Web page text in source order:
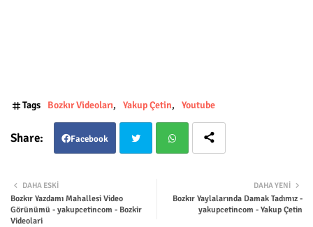
Tags Bozkır Videoları Yakup Çetin Youtube
Facebook
tsap
DAHA YENI
Bozkır Yaylalarında Damak Tadımız -
yakupcetincom - Yakup Çetin
DAHA ESKI
Bozkır Yazdamı Mahallesi Video
Görünümü - yakupcetincom - Bozkir
Videolari